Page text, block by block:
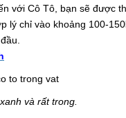
với Cô Tô, bạn sẽ được
chỉ vào khoảng 100-
và rất trong.